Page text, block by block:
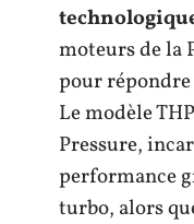
moteurs de la
pour répondre
Le modèle
Pressure,
performance
turbo, alors